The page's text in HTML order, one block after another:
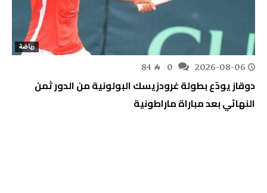
رياضة
2026-08-06
84
دوقاز يودّع بطولة غرودزيسك البولونية من الدور ثمن
النهائي بعد مباراة ماراطونية